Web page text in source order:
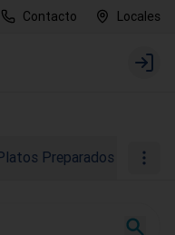
Contacto Locales
Login
Preparados